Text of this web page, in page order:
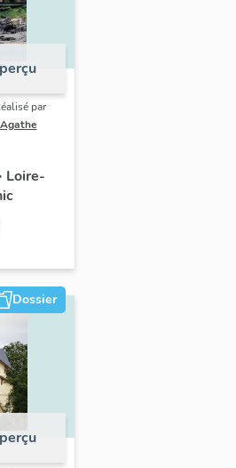
par
villa
Loire-
Dossier